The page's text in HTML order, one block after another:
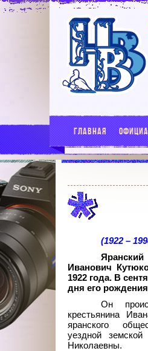
ГЛАВНАЯ
(1922 –
Иванович
1922 года. В
дня его
Он
крестьянина
яранского
уездной
Николаевны.